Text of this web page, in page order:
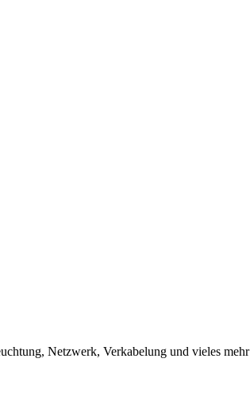
Netzwerk, Verkabelung und vieles mehr